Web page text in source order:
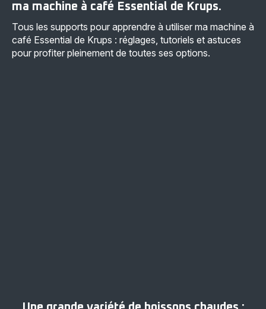
ma machine à café Essential de Krups.
Tous les supports pour apprendre à utiliser ma machine à
café Essential de Krups : réglages, tutoriels et astuces
pour profiter pleinement de toutes ses options.